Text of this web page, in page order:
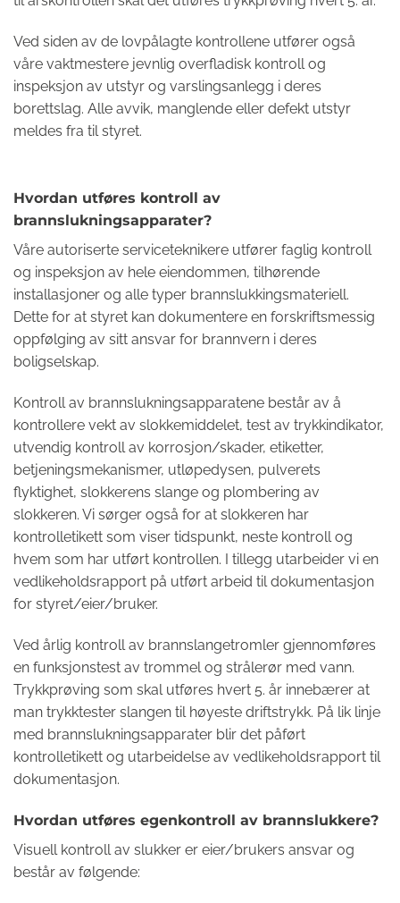
Ved siden av de lovpålagte kontrollene utfører også
våre vaktmestere jevnlig overfladisk kontroll og
inspeksjon av utstyr og varslingsanlegg i deres
borettslag. Alle avvik, manglende eller defekt utstyr
meldes fra til styret.
Hvordan utføres kontroll av
brannslukningsapparater?
Våre autoriserte serviceteknikere utfører faglig kontroll
og inspeksjon av hele eiendommen, tilhørende
installasjoner og alle typer brannslukkingsmateriell.
Dette for at styret kan dokumentere en forskriftsmessig
oppfølging av sitt ansvar for brannvern i deres
boligselskap.
Kontroll av brannslukningsapparatene består av å
kontrollere vekt av slokkemiddelet, test av trykkindikator,
utvendig kontroll av korrosjon/skader, etiketter,
betjeningsmekanismer, utløpedysen, pulverets
flyktighet, slokkerens slange og plombering av
slokkeren. Vi sørger også for at slokkeren har
kontrolletikett som viser tidspunkt, neste kontroll og
hvem som har utført kontrollen. I tillegg utarbeider vi en
vedlikeholdsrapport på utført arbeid til dokumentasjon
for styret/eier/bruker.
Ved årlig kontroll av brannslangetromler gjennomføres
en funksjonstest av trommel og strålerør med vann.
Trykkprøving som skal utføres hvert 5. år innebærer at
man trykktester slangen til høyeste driftstrykk. På lik linje
med brannslukningsapparater blir det påført
kontrolletikett og utarbeidelse av vedlikeholdsrapport til
dokumentasjon.
Hvordan utføres egenkontroll av brannslukkere?
Visuell kontroll av slukker er eier/brukers ansvar og
består av følgende: